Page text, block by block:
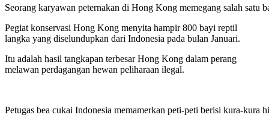
Seorang karyawan peternakan di Hong Kong memegang salah satu
Pegiat konservasi Hong Kong menyita hampir 800 bayi reptil
langka yang diselundupkan dari Indonesia pada bulan Januari.
Itu adalah hasil tangkapan terbesar Hong Kong dalam perang
melawan perdagangan hewan peliharaan ilegal.
Petugas bea cukai Indonesia memamerkan peti-peti berisi kura-